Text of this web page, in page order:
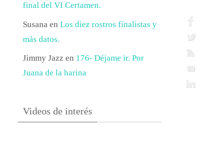
final del VI Certamen.
Susana en Los diez rostros finalistas y
más datos.
Jimmy Jazz en 176- Déjame ir. Por
Juana de la harina
Videos de interés